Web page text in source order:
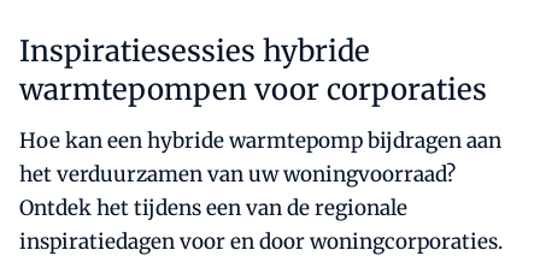
Inspiratiesessies hybride
warmtepompen voor corporaties
Hoe kan een hybride warmtepomp bijdragen aan
het verduurzamen van uw woningvoorraad?
Ontdek het tijdens een van de regionale
inspiratiedagen voor en door woningcorporaties.